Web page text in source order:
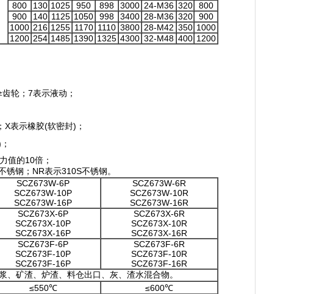
800 130 1025 950 898 3000 24-M36 320
800
900 140 1125 1050 998 3400 28-M36 320
900
1000 216 1255 1170 1110 3800 28-M42 350 1000
1200 254 1485 1390 1325 4300 32-M48 400 1200
轮；7表示液动；
表示橡胶(软密封)；
值的10倍；
钢；NR表示310S不锈钢。
SCZ673W-6P
SCZ673W-10P
SCZ673W-16P
SCZ673W-6R
SCZ673W-10R
SCZ673W-16R
SCZ673X-6P
SCZ673X-10P
SCZ673X-16P
SCZ673X-6R
SCZ673X-10R
SCZ673X-16R
SCZ673F-6P
SCZ673F-10P
SCZ673F-16P
SCZ673F-6R
SCZ673F-10R
SCZ673F-16R
、矿渣、炉渣、料仓出口、灰、渣水混合物。
≤550℃ ≤600℃